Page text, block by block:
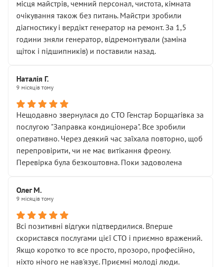
місця майстрів, чемний персонал, чистота, кімната
очікування також без питань. Майстри зробили
діагностику і вердікт генератор на ремонт. За 1,5
години зняли генератор, відремонтували (заміна
щіток і підшипників) и поставили назад.
Наталія Г.
9 місяців тому
Нещодавно звернулася до СТО Генстар Борщагівка за
послугою "Заправка кондиціонера". Все зробили
оперативно. Через деякий час заїхала повторно, щоб
перепровірити, чи не має витікання фреону.
Перевірка була безкоштовна. Поки задоволена
Олег М.
9 місяців тому
Всі позитивні відгуки підтвердилися. Вперше
скористався послугами цієї СТО і приємно вражений.
Якщо коротко то все просто, прозоро, професійно,
ніхто нічого не нав'язує. Приємні молоді люди.